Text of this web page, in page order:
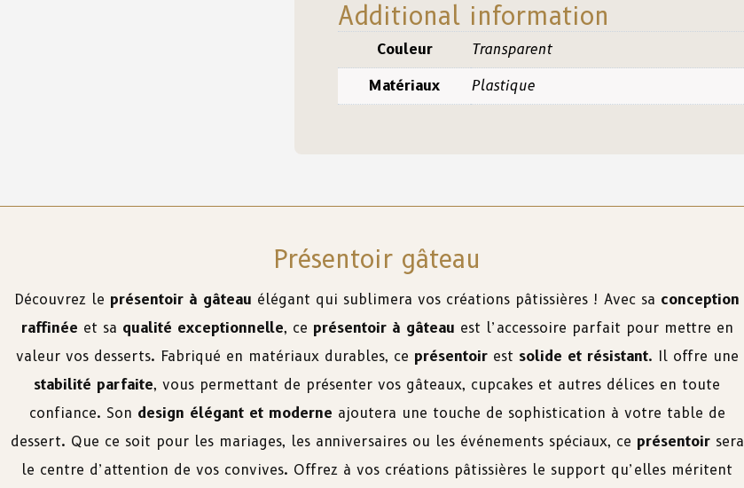
Additional information
Couleur Transparent
Matériaux Plastique
Présentoir gâteau
Découvrez le présentoir à gâteau élégant qui sublimera vos créations pâtissières ! Avec sa conception
raffinée et sa qualité exceptionnelle, ce présentoir à gâteau est l’accessoire parfait pour mettre en
valeur vos desserts. Fabriqué en matériaux durables, ce présentoirest solide et résistant. Il offre une
stabilité parfaite, vous permettant de présenter vos gâteaux, cupcakes et autres délices en toute
confiance. Son design élégant et moderne ajoutera une touche de sophistication à votre table de
dessert. Que ce soit pour les mariages, les anniversaires ou les événements spéciaux, ce présentoirsera
le centre d’attention de vos convives. Offrez à vos créations pâtissières le support qu’elles méritent